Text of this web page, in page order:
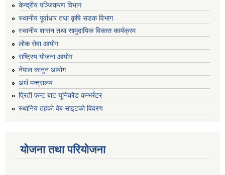
केन्द्रीय पञ्जिकरण विभाग
स्थानीय पूर्वाधार तथा कृषि सडक विभाग
स्थानीय शासन तथा सामुदायिक विकास कार्यक्रम
लोक सेवा आयोग
राष्ट्रिय योजना आयोग
नेपाल कानुन आयोग
अर्थ मन्त्रालय
प्रिती फन्ट बाट युनिकोड कन्भर्रटर
स्थानिय तहकाे वेब साइटकाे विवरण
योजना तथा परियोजना